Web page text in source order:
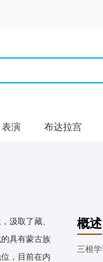
表演 布达拉宫
汲取了藏、
具有蒙古族
，目前在内
概述
三根